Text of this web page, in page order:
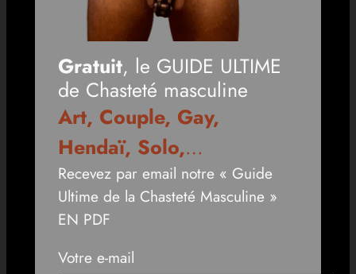
Gratuit, le GUIDE ULTIME
de Chasteté masculine
Art, Couple, Gay,
Hendaï, Solo,…
Recevez par email notre « Guide
Ultime de la Chasteté Masculine »
EN PDF
Votre e-mail